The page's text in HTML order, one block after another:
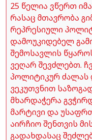
25 წელია ვწერთ
რასაც მთავრობა
რეპრესიული
დამოუკიდებელ
შემოსავლის
ვეღარ შევძლებთ.
პოლიტიკურ ძალას
ვეკუთვნით
მხარდაჭერა
მარტივი და
აირჩიო შენთვის
გადახდასაც